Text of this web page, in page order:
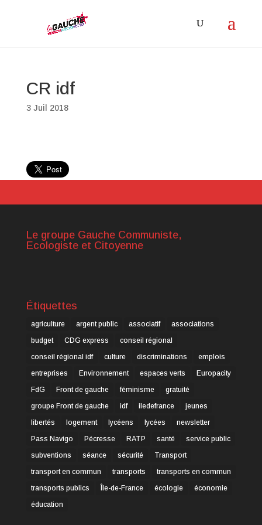
CR idf
3 Juil 2018
Le groupe Gauche Communiste,
Ecologiste et Citoyenne
Étiquettes
agriculture argent public associatif
associations
budget
CDG express
conseil régional
conseil régional idf
culture discriminations
emplois
entreprises
Environnement espaces verts
Europacity
FdG
Front de gauche féminisme
gratuité
groupe Front de gauche
idf iledefrance
jeunes
libertés
logement lycéens lycées
newsletter
Pass Navigo
Pécresse RATP santé
service public
subventions
séance sécurité
Transport
transport en commun
transports
transports en commun
transports publics
Île-de-France écologie
économie
éducation